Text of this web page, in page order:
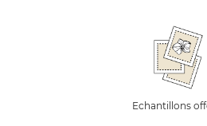
Echantillons